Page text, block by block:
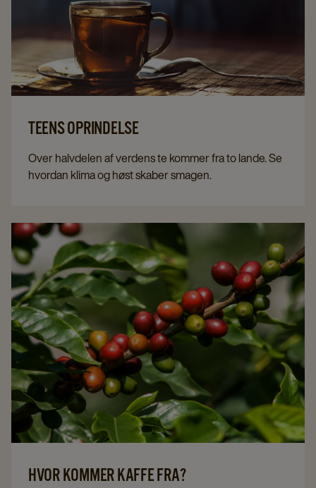
TEENS OPRINDELSE
Over halvdelen af verdens te kommer fra to lande. Se
hvordan klima og høst skaber smagen.
HVOR KOMMER KAFFE FRA?